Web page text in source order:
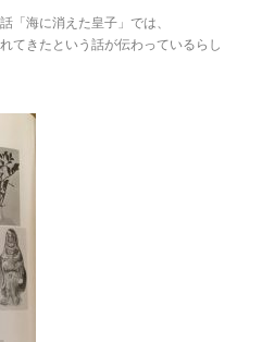
「海に消えた皇子」では、
てきたという話が伝わっているらし